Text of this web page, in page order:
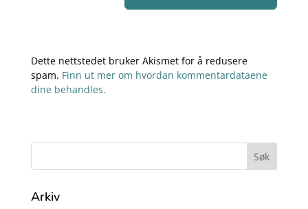
Dette nettstedet bruker Akismet for å redusere
spam. Finn ut mer om hvordan kommentardataene
dine behandles.
Arkiv